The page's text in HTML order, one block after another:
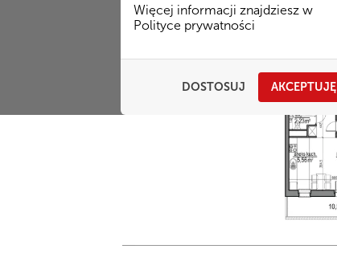
Więcej informacji znajdziesz w
Polityce prywatności
DOSTOSUJ AKCEPTUJĘ